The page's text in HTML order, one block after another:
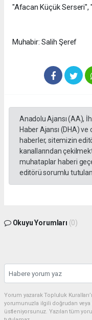
"Afacan Küçük Serseri",
Muhabir: Salih Şeref
Anadolu Ajansı (AA),
Haber Ajansı (DHA)
haberler, sitemizin
kanallarından
muhataplar haberi
editörü sorumlu
Okuyu Yorumları (0)
Yorum yazarak Topluluk
yorumunuzla ilgili doğrudan veya
üstleniyorsunuz. Yazılan tüm